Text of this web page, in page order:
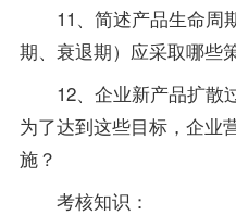
11、简述产品生命周
期、衰退期）应采取哪些
12、企业新产品扩散
为了达到这些目标，企业
施？
考核知识：